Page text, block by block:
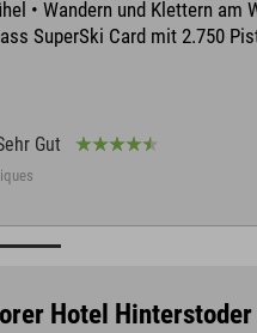
• Wandern und Klettern am
SuperSki Card mit 2.750
Gut
Hotel Hinterstoder